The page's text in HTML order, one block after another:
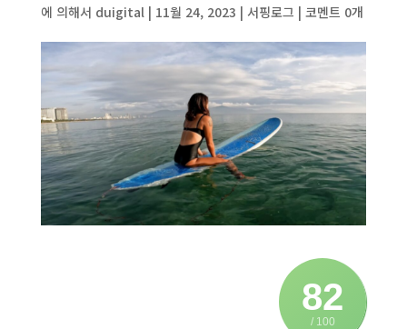
에 의해서 duigital| 11월 24, 2023 | 서핑로그 | 코멘트 0개
82
/ 100